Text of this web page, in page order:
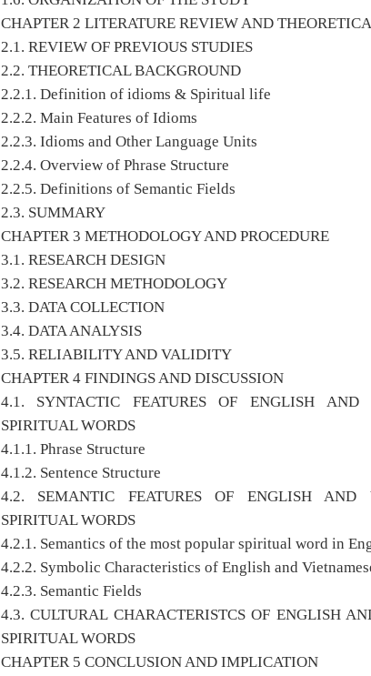
CHAPTER 2 LITERATURE REVIEW AND
2.1. REVIEW OF PREVIOUS STUDIES
2.2. THEORETICAL BACKGROUND
2.2.1. Definition of idioms & Spiritual life
2.2.2. Main Features of Idioms
2.2.3. Idioms and Other Language Units
2.2.4. Overview of Phrase Structure
2.2.5. Definitions of Semantic Fields
2.3. SUMMARY
CHAPTER 3 METHODOLOGY AND PROCEDURE
3.1. RESEARCH DESIGN
3.2. RESEARCH METHODOLOGY
3.3. DATA COLLECTION
3.4. DATA ANALYSIS
3.5. RELIABILITY AND VALIDITY
CHAPTER 4 FINDINGS AND DISCUSSION
4.1. SYNTACTIC FEATURES OF ENGLISH AND
SPIRITUAL WORDS
4.1.1. Phrase Structure
4.1.2. Sentence Structure
4.2. SEMANTIC FEATURES OF ENGLISH AND
SPIRITUAL WORDS
4.2.1. Semantics of the most popular spiritual word in
4.2.2. Symbolic Characteristics of English and
4.2.3. Semantic Fields
4.3. CULTURAL CHARACTERISTCS OF ENGLISH
SPIRITUAL WORDS
CHAPTER 5 CONCLUSION AND IMPLICATION